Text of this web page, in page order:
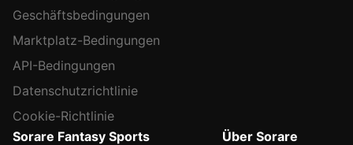
Geschäftsbedingungen
Marktplatz-Bedingungen
API-Bedingungen
Datenschutzrichtlinie
Cookie-Richtlinie
Sorare Fantasy Sports
Über Sorare